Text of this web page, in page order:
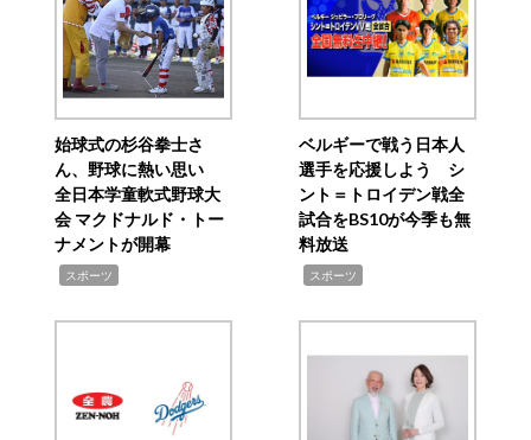
始球式の杉谷拳士さ
ん、野球に熱い思い
全日本学童軟式野球大
会 マクドナルド・トー
ナメントが開幕
スポーツ
ベルギーで戦う日本人
選手を応援しよう シ
ント＝トロイデン戦全
試合をBS10が今季も無
料放送
スポーツ